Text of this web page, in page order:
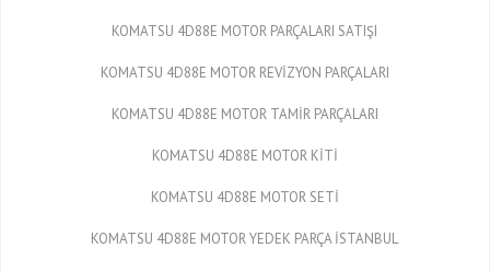
KOMATSU 4D88E MOTOR PARÇALARI SATIŞI
KOMATSU 4D88E MOTOR REVİZYON PARÇALARI
KOMATSU 4D88E MOTOR TAMİR PARÇALARI
KOMATSU 4D88E MOTOR KİTİ
KOMATSU 4D88E MOTOR SETİ
KOMATSU 4D88E MOTOR YEDEK PARÇA İSTANBUL